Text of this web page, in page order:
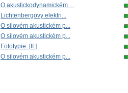
O akustickodynamickém ...
Lichtenbergovy elektri...
O silovém akustickém p...
O silovém akustickém p...
Fototypie. [II.]
O silovém akustickém p...